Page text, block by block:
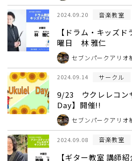
2024.09.20 音楽教室
【ドラム・キッズ
曜日 林 雅仁
セブンパークアリオ
2024.09.14 サークル
9/23 ウクレレコン
Day】開催!!
セブンパークアリオ
2024.09.08 音楽教室
【ギター教室 講師